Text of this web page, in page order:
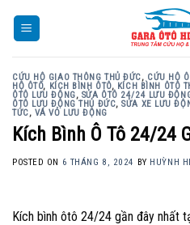
CỨU HỘ GIAO THÔNG THỦ ĐỨC, CỨU HỘ
HỘ ÔTÔ, KÍCH BÌNH ÔTÔ, KÍCH BÌNH ÔTÔ
ÔTÔ LƯU ĐỘNG, SỬA ÔTÔ 24/24 LƯU
ÔTÔ LƯU ĐỘNG THỦ ĐỨC,SỬA XE LƯU
TỨC, VÁ VỎ LƯU ĐỘNG
Kích Bình Ô Tô 24/24
POSTED ON 6 THÁNG 8, 2024 BY HUỲNH
Kích bình ôtô 24/24 gần đây nhất